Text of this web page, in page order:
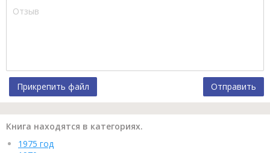
Прикрепить файл Отправить
Книга находятся в категориях.
1975 год